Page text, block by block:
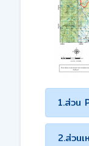
1.ส่วน
2.ส่วนเ